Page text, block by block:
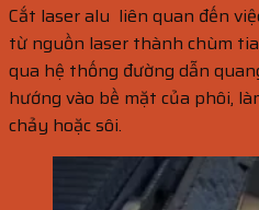
Cắt laser alu liên quan đến
từ nguồn laser thành chùm
qua hệ thống đường dẫn
hướng vào bề mặt của phôi,
chảy hoặc sôi.